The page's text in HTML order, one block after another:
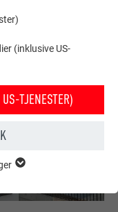
(inklusive US-
TJENESTER)
webstedet fungerer